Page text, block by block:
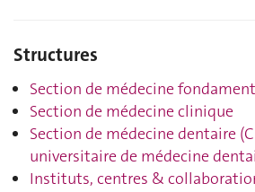
Structures
Section de médecine
Section de médecine clinique
Section de médecine dentaire
universitaire de médecine
Instituts, centres &